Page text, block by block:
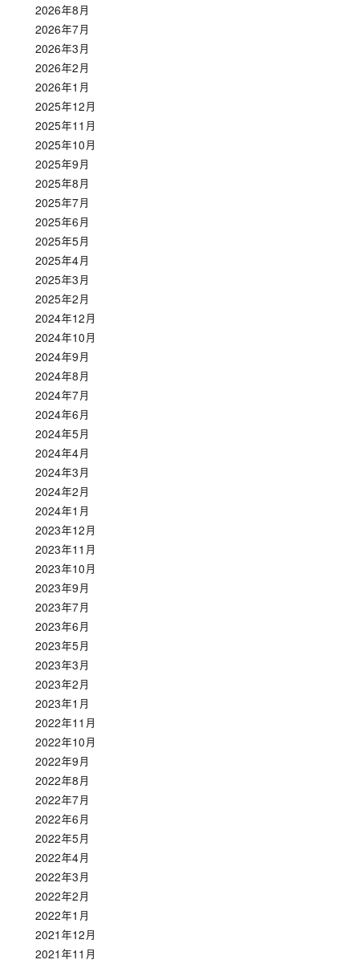
2026年8月
2026年7月
2026年3月
2026年2月
2026年1月
2025年12月
2025年11月
2025年10月
2025年9月
2025年8月
2025年7月
2025年6月
2025年5月
2025年4月
2025年3月
2025年2月
2024年12月
2024年10月
2024年9月
2024年8月
2024年7月
2024年6月
2024年5月
2024年4月
2024年3月
2024年2月
2024年1月
2023年12月
2023年11月
2023年10月
2023年9月
2023年7月
2023年6月
2023年5月
2023年3月
2023年2月
2023年1月
2022年11月
2022年10月
2022年9月
2022年8月
2022年7月
2022年6月
2022年5月
2022年4月
2022年3月
2022年2月
2022年1月
2021年12月
2021年11月